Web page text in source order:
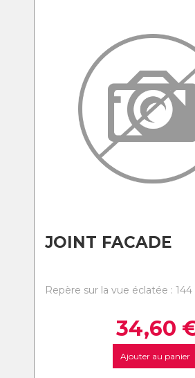
JOINT FACADE
Repère sur la vue éclatée : 144
34,60
Ajouter au panier